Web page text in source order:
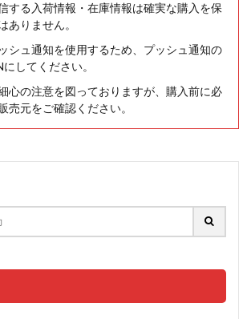
する入荷情報・在庫情報は確実な購入を保
ありません。
シュ通知を使用するため、プッシュ通知の
してください。
心の注意を図っておりますが、購入前に必
売元をご確認ください。